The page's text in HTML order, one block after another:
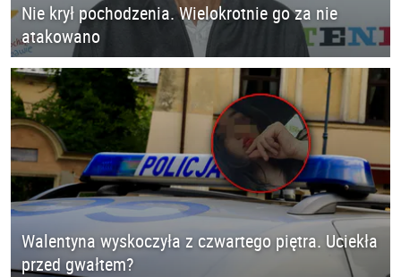
Nie krył pochodzenia. Wielokrotnie go za nie
atakowano
Walentyna wyskoczyła z czwartego piętra. Uciekła
przed gwałtem?